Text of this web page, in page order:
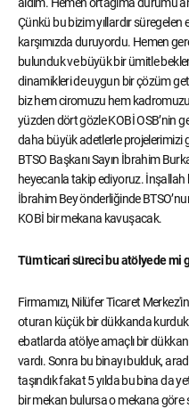
Çünkü bu bizim yıllardır
karşımızda duruyordu. Hemen
bulunduk ve büyük bir ümitle
dinamikleri de uygun bir çözüm
biz hem ciromuzu hem
yüzden dört gözle KOBİ OSB’nin
daha büyük adetlerle projelerimizi
BTSO Başkanı Sayın İbrahim
heyecanla takip ediyoruz.
İbrahim Bey önderliğinde
KOBİ bir mekana kavuşacak.
Tüm ticari süreci bu atölyede mi
Firmamızı, Nilüfer Ticaret
oturan küçük bir dükkanda
ebatlarda atölye amaçlı bir
vardı. Sonra bu binayı bulduk,
taşındık fakat 5 yılda bu bina da
bir mekan bulursa o mekana göre